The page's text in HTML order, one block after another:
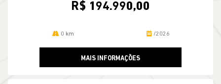
R$ 194.990,00
0 km /2026
MAIS INFORMAÇÕES